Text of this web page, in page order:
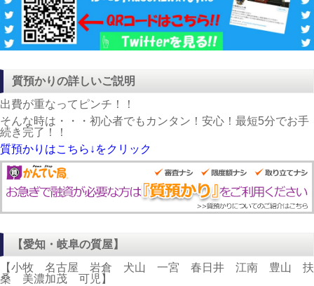
質預かりの詳しいご説明
出費が重なってピンチ！！
そんな時は・・・初心者でもカンタン！安心！最短5分でお手
続き完了！！
質預かりはこちら↓をクリック
【愛知・岐阜の質屋】
【小牧 名古屋 岩倉 犬山 一宮 春日井 江南 豊山 扶
桑 美濃加茂 可児】